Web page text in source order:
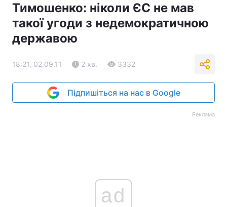
Тимошенко: ніколи ЄС не мав
такої угоди з недемократичною
державою
18:21, 02.09.11 2 хв. 3332
Підпишіться на нас в Google
Реклама
ad